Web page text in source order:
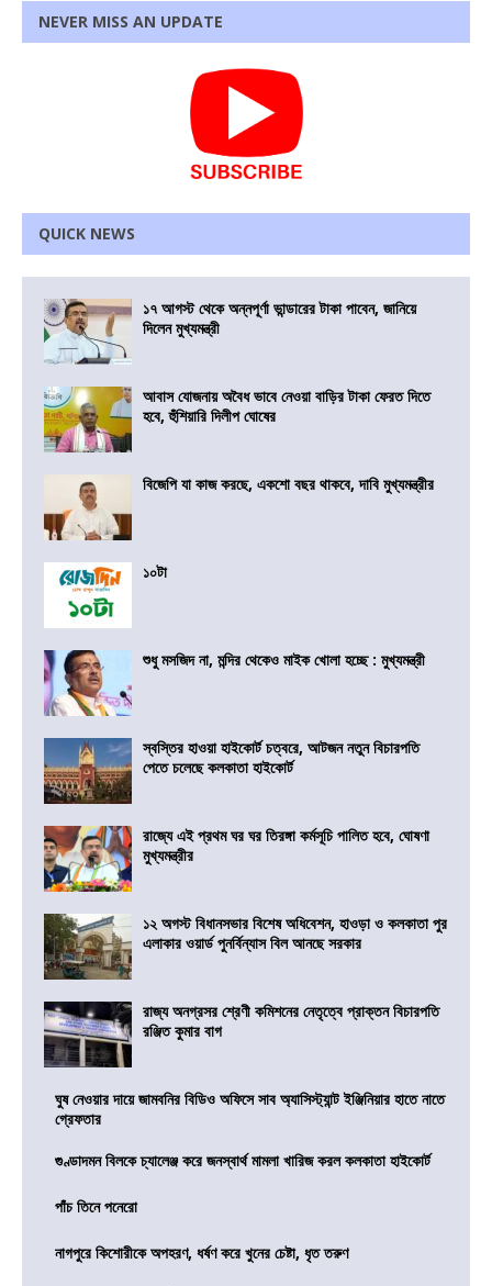
NEVER MISS AN UPDATE
QUICK NEWS
১৭ আগস্ট থেকে অন্নপূর্ণা ভান্ডারের টাকা পাবেন, জানিয়ে
দিলেন মুখ্যমন্ত্রী
আবাস যোজনায় অবৈধ ভাবে নেওয়া বাড়ির টাকা ফেরত দিতে
হবে, হুঁশিয়ারি দিলীপ ঘোষের
বিজেপি যা কাজ করছে, একশো বছর থাকবে, দাবি মুখ্যমন্ত্রীর
১০টা
শুধু মসজিদ না, মন্দির থেকেও মাইক খোলা হচ্ছে : মুখ্যমন্ত্রী
স্বস্তির হাওয়া হাইকোর্ট চত্বরে, আটজন নতুন বিচারপতি
পেতে চলেছে কলকাতা হাইকোর্ট
রাজ্যে এই প্রথম ঘর ঘর তিরঙ্গা কর্মসূচি পালিত হবে, ঘোষণা
মুখ্যমন্ত্রীর
১২ অগস্ট বিধানসভার বিশেষ অধিবেশন, হাওড়া ও কলকাতা পুর
এলাকার ওয়ার্ড পুনর্বিন্যাস বিল আনছে সরকার
রাজ্য অনগ্রসর শ্রেণী কমিশনের নেতৃত্বে প্রাক্তন বিচারপতি
রঞ্জিত কুমার বাগ
ঘুষ নেওয়ার দায়ে জামবনির বিডিও অফিসে সাব অ্যাসিস্ট্যান্ট ইঞ্জিনিয়ার হাতে নাতে
গ্রেফতার
গুণ্ডাদমন বিলকে চ্যালেঞ্জ করে জনস্বার্থ মামলা খারিজ করল কলকাতা হাইকোর্ট
পাঁচ তিনে পনেরো
নাগপুরে কিশোরীকে অপহরণ, ধর্ষণ করে খুনের চেষ্টা, ধৃত তরুণ